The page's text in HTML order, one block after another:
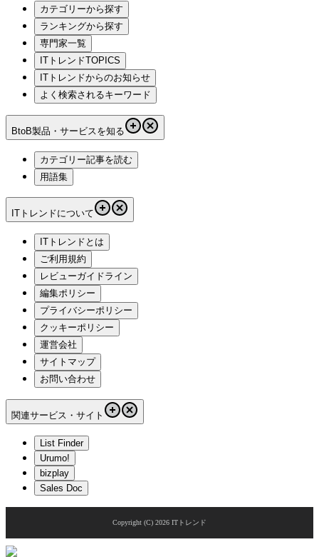
カテゴリーから探す
ランキングから探す
専門家一覧
ITトレンドTOPICS
ITトレンドからのお知らせ
よく検索されるキーワード
BtoB製品・サービスを知る
カテゴリー記事を読む
用語集
ITトレンドについて
ITトレンドとは
ご利用規約
レビューガイドライン
編集ポリシー
プライバシーポリシー
クッキーポリシー
運営会社
サイトマップ
お問い合わせ
関連サービス・サイト
List Finder
Urumo!
bizplay
Sales Doc
Copyright (C) 2026 ITトレンド